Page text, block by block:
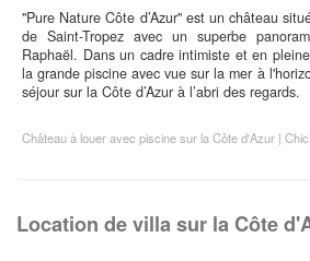
"Pure Nature Côte d’Azur" est un château
de Saint-Tropez avec un superbe
Raphaël. Dans un cadre intimiste et en
la grande piscine avec vue sur la mer à
séjour sur la Côte d’Azur à l’abri des regards.
Château à louer avec piscine sur la Côte d'Azur |
Location de villa sur la Côte